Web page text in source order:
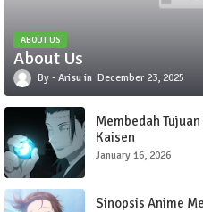
ABOUT US
About Us
Arisu December 23, 2025
Membedah
Kaisen
January 16, 2026
Sinopsis Anime